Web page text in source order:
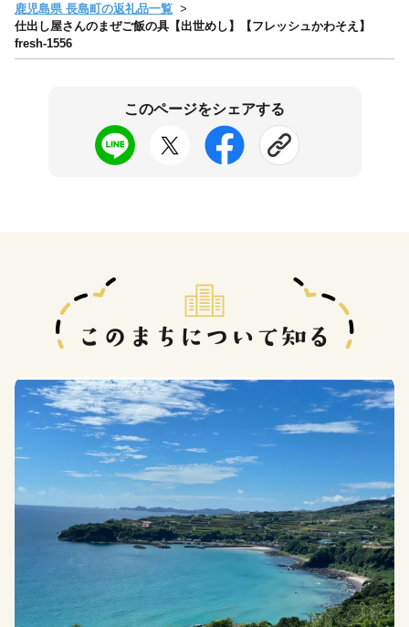
鹿児島県 長島町の返礼品一覧
仕出し屋さんのまぜご飯の具【出世めし】【フレッシュかわそえ】
fresh-1556
このページをシェアする